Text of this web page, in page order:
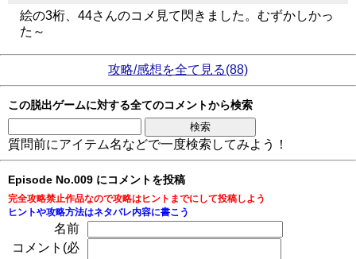
絵の3桁、44さんのコメ見て閃きました。むずかしかっ
た～
攻略/感想を全て見る(88)
この脱出ゲームに対する全てのコメントから検索
質問前にアイテム名などで一度検索してみよう！
Episode No.009 にコメントを投稿
完全攻略禁止作品なので攻略はヒントまでにして投稿しよう
ヒントや攻略方法はネタバレ内容に書こう
名前
コメント(必